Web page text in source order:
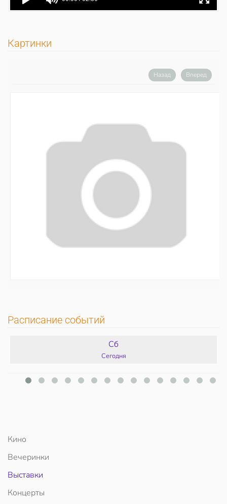
Картинки
Назад Вперед
Расписание событий
Сб
Сегодня
Кино
Вечеринки
Выставки
Концерты